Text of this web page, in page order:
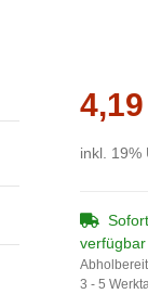
inkl. 19%
Sofort
verfügbar
3 - 5